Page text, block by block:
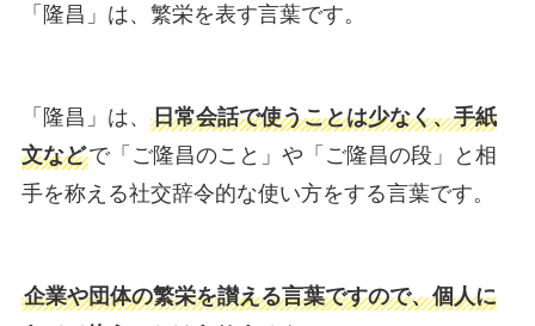
「隆昌」は、繁栄を表す言葉です。
「隆昌」は、 日常会話で使うことは少なく、手紙
文などで「ご隆昌のこと」や「ご隆昌の段」と相
手を称える社交辞令的な使い方をする言葉です。
企業や団体の繁栄を讃える言葉ですので、個人に